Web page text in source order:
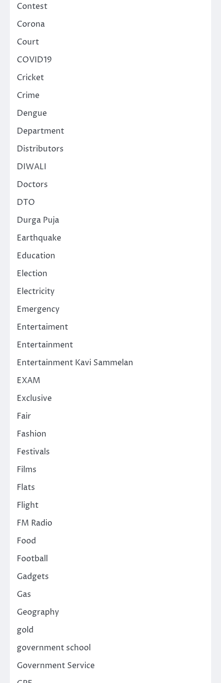
Contest
Corona
Court
COVID19
Cricket
Crime
Dengue
Department
Distributors
DIWALI
Doctors
DTO
Durga Puja
Earthquake
Education
Election
Electricity
Emergency
Entertaiment
Entertainment
Entertainment Kavi Sammelan
EXAM
Exclusive
Fair
Fashion
Festivals
Films
Flats
Flight
FM Radio
Food
Football
Gadgets
Gas
Geography
gold
government school
Government Service